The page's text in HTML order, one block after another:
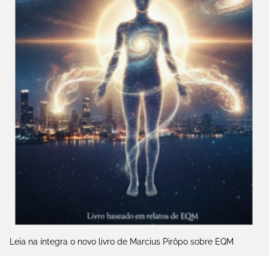
Leia na íntegra o novo livro de Marcius Pirôpo sobre EQM